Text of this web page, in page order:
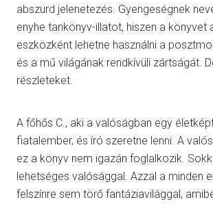
abszurd jelenetezés. Gyengeségnek
enyhe tankönyv-illatot, hiszen a könyvet
eszközként lehetne használni a
és a mű világának rendkívüli zártságát.
részleteket.
A főhős C., aki a valóságban egy
fiatalember, és író szeretne lenni. A
ez a könyv nem igazán foglalkozik.
lehetséges valósággal. Azzal a minden
felszínre sem törő fantáziavilággal,